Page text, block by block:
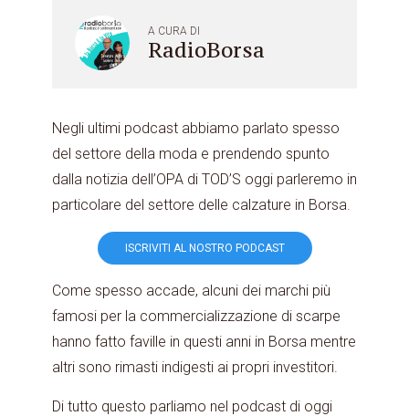
A CURA DI
RadioBorsa
Negli ultimi podcast abbiamo parlato spesso
del settore della moda e prendendo spunto
dalla notizia dell’OPA di TOD’S oggi parleremo in
particolare del settore delle calzature in Borsa.
ISCRIVITI AL NOSTRO PODCAST
Come spesso accade, alcuni dei marchi più
famosi per la commercializzazione di scarpe
hanno fatto faville in questi anni in Borsa mentre
altri sono rimasti indigesti ai propri investitori.
Di tutto questo parliamo nel podcast di oggi